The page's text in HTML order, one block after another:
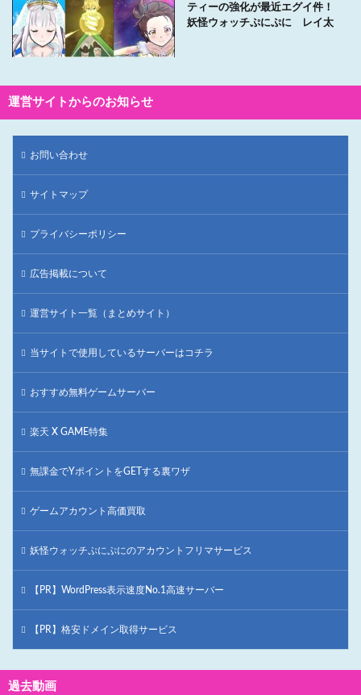
ティーの強化が最近エグイ件！
妖怪ウォッチぷにぷに レイ太
運営サイトからのお知らせ
お問い合わせ
サイトマップ
プライバシーポリシー
広告掲載について
運営サイト一覧（まとめサイト）
当サイトで使用しているサーバーはコチラ
おすすめ無料ゲームサーバー
楽天 X GAME特集
無課金でYポイントをGETする裏ワザ
ゲームアカウント高価買取
妖怪ウォッチぷにぷにのアカウントフリマサービス
【PR】WordPress表示速度No.1高速サーバー
【PR】格安ドメイン取得サービス
過去動画